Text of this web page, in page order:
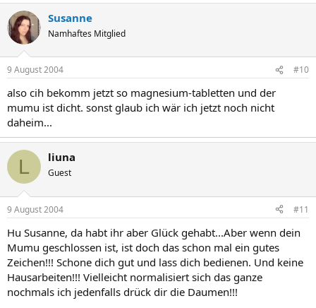
Susanne
Namhaftes Mitglied
9 August 2004 #10
also cih bekomm jetzt so magnesium-tabletten und der
mumu ist dicht. sonst glaub ich wär ich jetzt noch nicht
daheim...
L liuna
Guest
9 August 2004 #11
Hu Susanne, da habt ihr aber Glück gehabt...Aber wenn dein
Mumu geschlossen ist, ist doch das schon mal ein gutes
Zeichen!!! Schone dich gut und lass dich bedienen. Und keine
Hausarbeiten!!! Vielleicht normalisiert sich das ganze
nochmals ich jedenfalls drück dir die Daumen!!!